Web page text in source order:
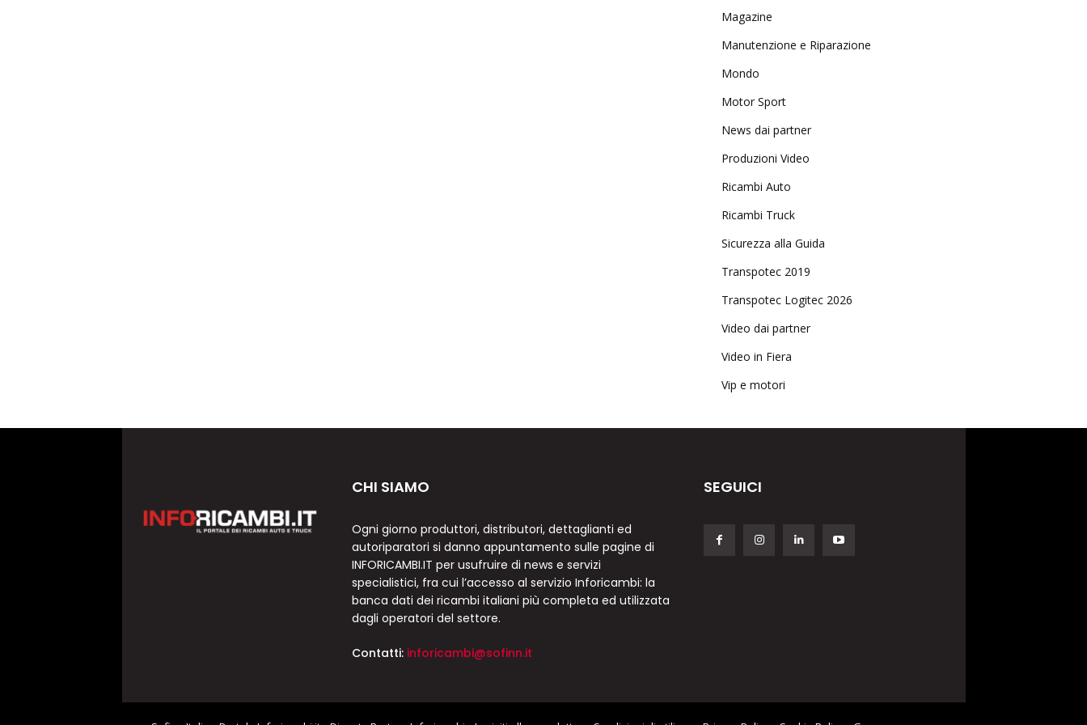
Magazine
Manutenzione e Riparazione
Mondo
Motor Sport
News dai partner
Produzioni Video
Ricambi Auto
Ricambi Truck
Sicurezza alla Guida
Transpotec 2019
Transpotec Logitec 2026
Video dai partner
Video in Fiera
Vip e motori
CHI SIAMO
Ogni giorno produttori, distributori, dettaglianti ed
autoriparatori si danno appuntamento sulle pagine di
INFORICAMBI.IT per usufruire di news e servizi
specialistici, fra cui l’accesso al servizio Inforicambi: la
banca dati dei ricambi italiani più completa ed utilizzata
dagli operatori del settore.
Contatti: inforicambi@sofinn.it
SEGUICI